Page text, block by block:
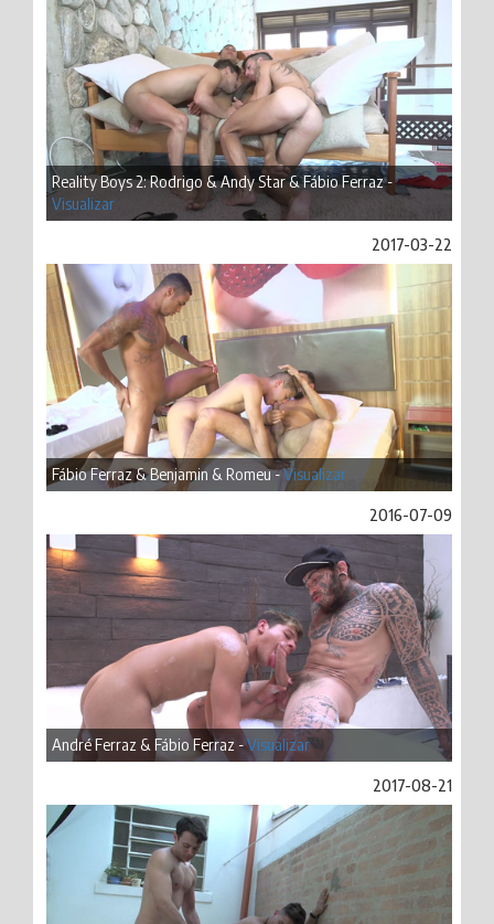
Reality Boys 2: Rodrigo & Andy Star & Fábio Ferraz -
Visualizar
2017-03-22
Fábio Ferraz & Benjamin & Romeu -Visualizar
2016-07-09
André Ferraz & Fábio Ferraz -Visualizar
2017-08-21